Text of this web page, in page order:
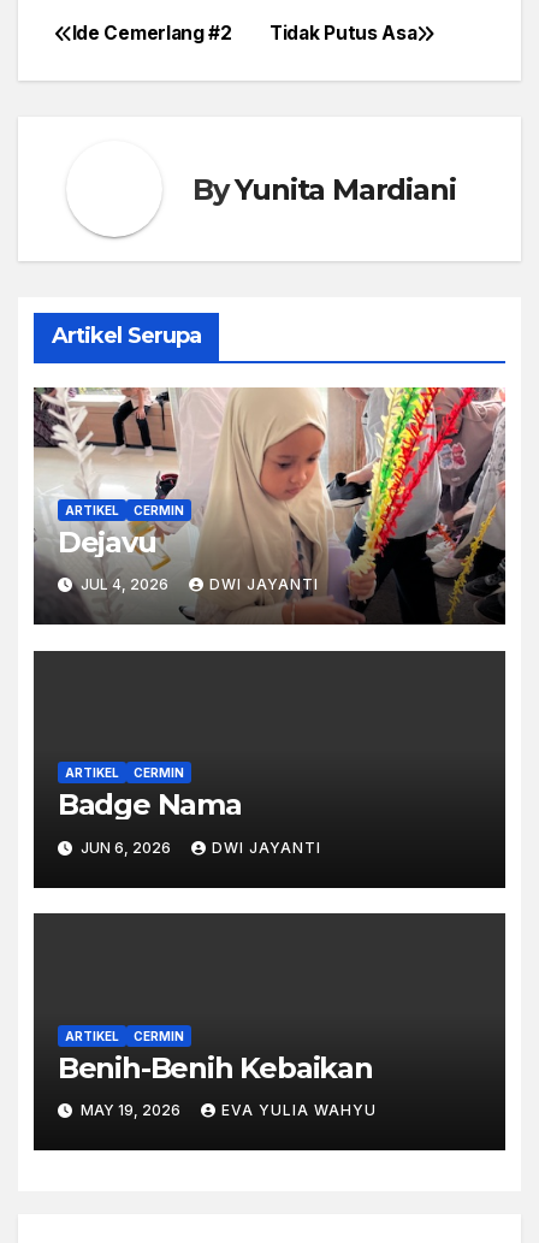
Post
navigation
Tidak Putus Asa
Ide Cemerlang #2
ByYunita Mardiani
Artikel Serupa
ARTIKEL CERMIN
Dejavu
JUL 4, 2026 DWI JAYANTI
ARTIKEL CERMIN
Badge Nama
JUN 6, 2026 DWI JAYANTI
ARTIKEL CERMIN
Benih-Benih Kebaikan
MAY 19, 2026 EVA YULIA WAHYU